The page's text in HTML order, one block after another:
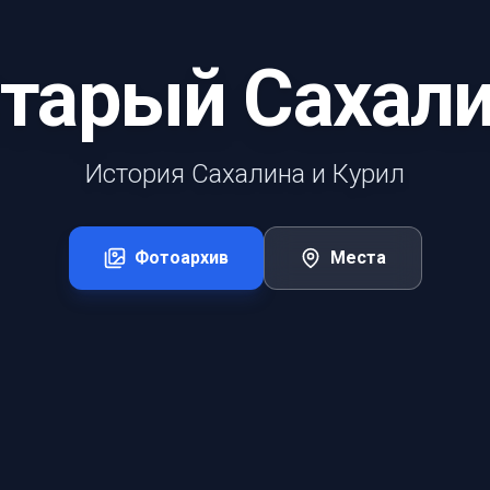
История Сахалина и Курил
Фотоархив Места